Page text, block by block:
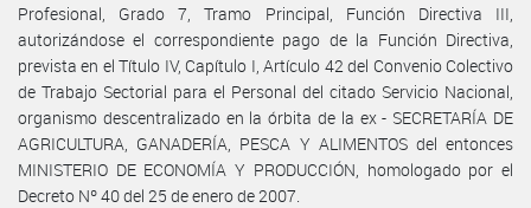
Profesional, Grado 7, Tramo Principal, Función Directiva III,
autorizándose el correspondiente pago de la Función Directiva,
prevista en el Título IV, Capítulo I, Artículo 42 del Convenio Colectivo
de Trabajo Sectorial para el Personal del citado Servicio Nacional,
organismo descentralizado en la órbita de la ex - SECRETARÍA DE
AGRICULTURA, GANADERÍA, PESCA Y ALIMENTOS del entonces
MINISTERIO DE ECONOMÍA Y PRODUCCIÓN, homologado por el
Decreto Nº 40 del 25 de enero de 2007.